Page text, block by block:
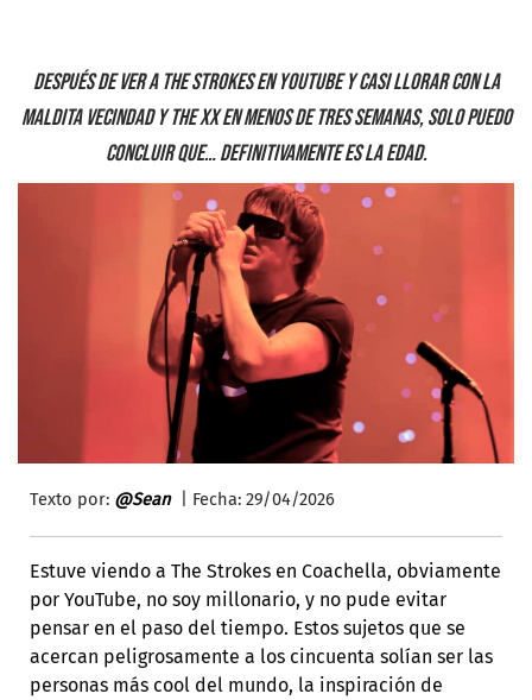
Después de ver a The Strokes en YouTube y casi llorar con La
Maldita Vecindad y The xx en menos de tres semanas, solo puedo
concluir que… definitivamente es la edad.
Texto por: @Sean | Fecha: 29/04/2026
Estuve viendo a The Strokes en Coachella, obviamente
por YouTube, no soy millonario, y no pude evitar
pensar en el paso del tiempo. Estos sujetos que se
acercan peligrosamente a los cincuenta solían ser las
personas más cool del mundo, la inspiración de